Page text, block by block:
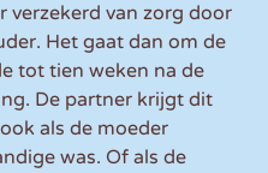
verzekerd van zorg door
Het gaat dan om de
tot tien weken na de
De partner krijgt dit
als de moeder
was. Of als de